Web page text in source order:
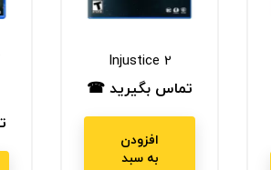
Injustice 2
قیمت
تماس بگیرید ☎
افزودن
به سبد